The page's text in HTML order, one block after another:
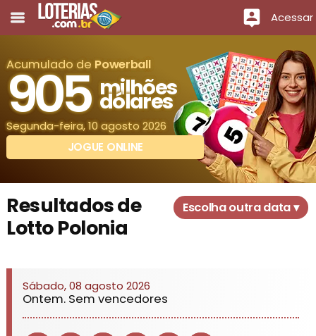
Acessar
Acumulado de Powerball
905 milhões
dólares
Segunda-feira, 10 agosto 2026
JOGUE ONLINE
Resultados de
Lotto Polonia
Escolha outra data ▾
Sábado, 08 agosto 2026
Ontem. Sem vencedores